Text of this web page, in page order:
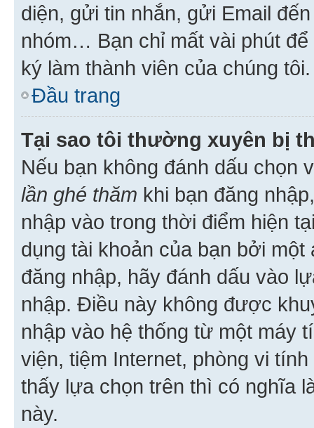
diện, gửi tin nhắn, gửi Email
nhóm… Bạn chỉ mất vài phút
ký làm thành viên của chúng tôi.
Đầu trang
Tại sao tôi thường xuyên bị
Nếu bạn không đánh dấu chọn
lần ghé thăm khi bạn đăng
nhập vào trong thời điểm hiện
dụng tài khoản của bạn bởi
đăng nhập, hãy đánh dấu vào
nhập. Điều này không được
nhập vào hệ thống từ một máy
viện, tiệm Internet, phòng vi
thấy lựa chọn trên thì có nghĩa
này.